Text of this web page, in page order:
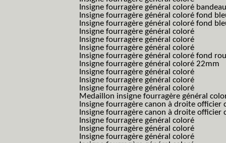
Insigne fourragère général coloré
Insigne fourragère général coloré fond
Insigne fourragère général coloré fond
Insigne fourragère général coloré
Insigne fourragère général coloré
Insigne fourragère général coloré
Insigne fourragère général coloré fond
Insigne fourragère général coloré 22mm
Insigne fourragère général coloré
Insigne fourragère général coloré
Insigne fourragère général coloré
Medaillon insigne fourragère général
Insigne fourragère canon à droite
Insigne fourragère canon à droite
Insigne fourragère général coloré
Insigne fourragère général coloré
Insigne fourragère général coloré